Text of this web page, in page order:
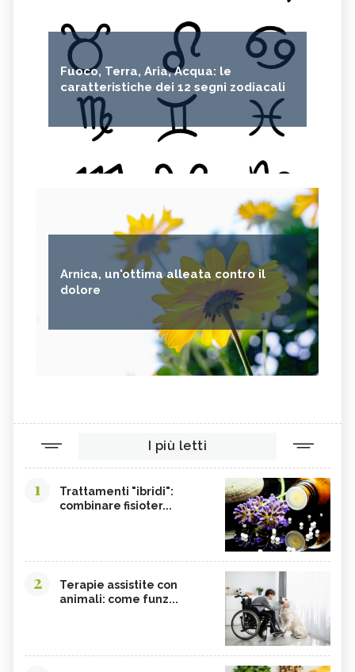
Fuoco, Terra, Aria, Acqua: le
caratteristiche dei 12 segni zodiacali
Arnica, un'ottima alleata contro il
dolore
I più letti
1
Trattamenti "ibridi":
combinare fisioter...
2
Terapie assistite con
animali: come funz...